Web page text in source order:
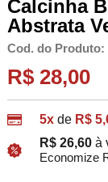
Calcinha
Abstrata
Cod. do Produto:
R$ 28,00
5xde R$
R$ 26,60 à
Economize